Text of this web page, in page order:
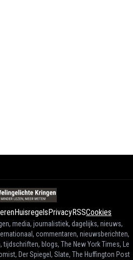
HuisregelsPrivacyRSSCookies
media, journalistiek, dagelijks, nieuws,
commentaren, nieuwsberichten,
blogs, The New York Times, Le
Der Spiegel, Slate, The Huffington Post